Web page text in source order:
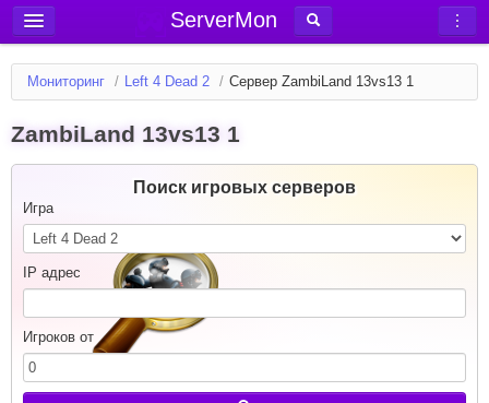
ServerMon
Добавить сервер
Мониторинг серверов
Новости
Блог
Статьи
Форум
Вход в аккаунт
Мониторинг / Left 4 Dead 2 / Сервер ZambiLand 13vs13 1
ZambiLand 13vs13 1
Поиск игровых серверов
Игра
IP адрес
Игроков от